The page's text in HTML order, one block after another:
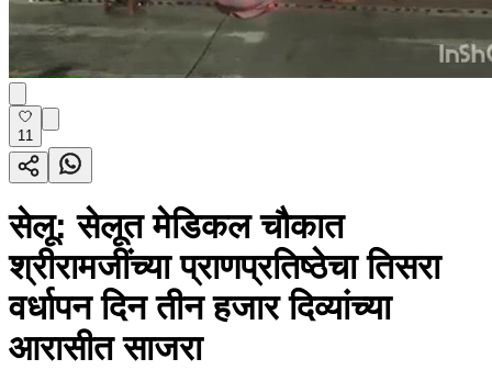
11
सेलू: सेलूत मेडिकल चौकात
श्रीरामजींच्या प्राणप्रतिष्ठेचा तिसरा
वर्धापन दिन तीन हजार दिव्यांच्या
आरासीत साजरा